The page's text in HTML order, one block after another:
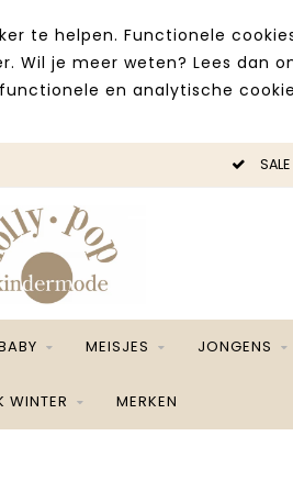
te helpen. Functionele
Wil je meer weten? Lees dan
en analytische
MEISJES JONGENS
WINTER MERKEN